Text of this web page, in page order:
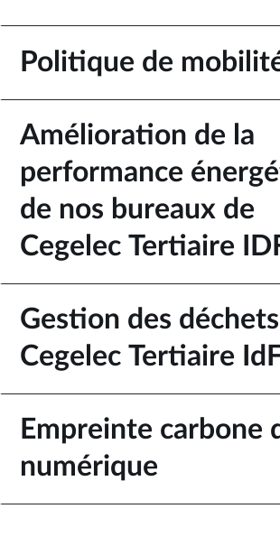
Politique de
Amélioration de la
performance
de nos bureaux de
Cegelec Tertiaire
Gestion des
Cegelec Tertiaire
Empreinte carbone
numérique